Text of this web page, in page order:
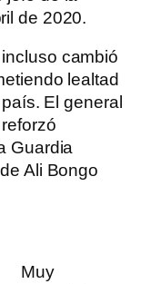
de 2020.
cambió
lealtad
El general
Guardia
Ali Bongo
Muy